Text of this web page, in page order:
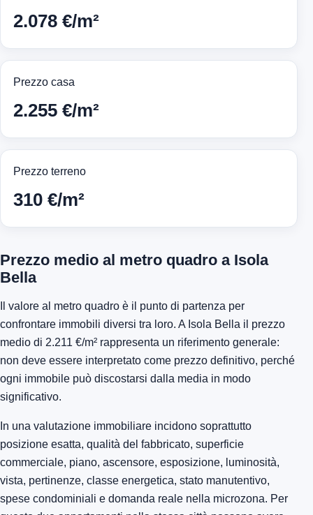
2.078 €/m²
Prezzo casa
2.255 €/m²
Prezzo terreno
310 €/m²
Prezzo medio al metro quadro a Isola
Bella
Il valore al metro quadro è il punto di partenza per
confrontare immobili diversi tra loro. A Isola Bella il prezzo
medio di 2.211 €/m² rappresenta un riferimento generale:
non deve essere interpretato come prezzo definitivo, perché
ogni immobile può discostarsi dalla media in modo
significativo.
In una valutazione immobiliare incidono soprattutto
posizione esatta, qualità del fabbricato, superficie
commerciale, piano, ascensore, esposizione, luminosità,
vista, pertinenze, classe energetica, stato manutentivo,
spese condominiali e domanda reale nella microzona. Per